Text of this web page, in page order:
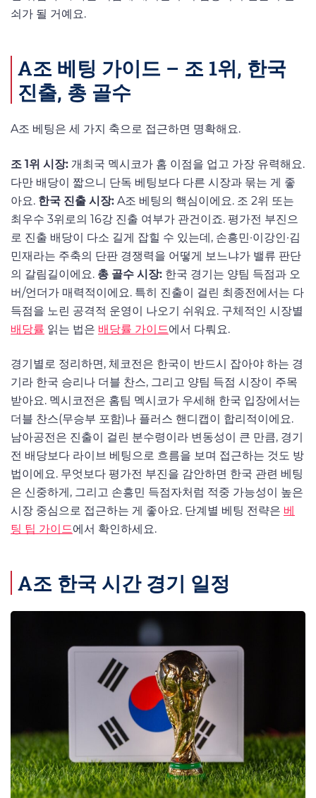
쇠가 될 거예요.
A조 베팅 가이드 – 조 1위, 한국
진출, 총 골수
A조 베팅은 세 가지 축으로 접근하면 명확해요.
조 1위 시장: 개최국 멕시코가 홈 이점을 업고 가장 유력해요.
다만 배당이 짧으니 단독 베팅보다 다른 시장과 묶는 게 좋
아요. 한국 진출 시장: A조 베팅의 핵심이에요. 조 2위 또는
최우수 3위로의 16강 진출 여부가 관건이죠. 평가전 부진으
로 진출 배당이 다소 길게 잡힐 수 있는데, 손흥민·이강인·김
민재라는 주축의 단판 경쟁력을 어떻게 보느냐가 밸류 판단
의 갈림길이에요. 총 골수 시장: 한국 경기는 양팀 득점과 오
버/언더가 매력적이에요. 특히 진출이 걸린 최종전에서는 다
득점을 노린 공격적 운영이 나오기 쉬워요. 구체적인 시장별
배당률 읽는 법은 배당률 가이드에서 다뤄요.
경기별로 정리하면, 체코전은 한국이 반드시 잡아야 하는 경
기라 한국 승리나 더블 찬스, 그리고 양팀 득점 시장이 주목
받아요. 멕시코전은 홈팀 멕시코가 우세해 한국 입장에서는
더블 찬스(무승부 포함)나 플러스 핸디캡이 합리적이에요.
남아공전은 진출이 걸린 분수령이라 변동성이 큰 만큼, 경기
전 배당보다 라이브 베팅으로 흐름을 보며 접근하는 것도 방
법이에요. 무엇보다 평가전 부진을 감안하면 한국 관련 베팅
은 신중하게, 그리고 손흥민 득점자처럼 적중 가능성이 높은
시장 중심으로 접근하는 게 좋아요. 단계별 베팅 전략은 베
팅 팁 가이드에서 확인하세요.
A조 한국 시간 경기 일정